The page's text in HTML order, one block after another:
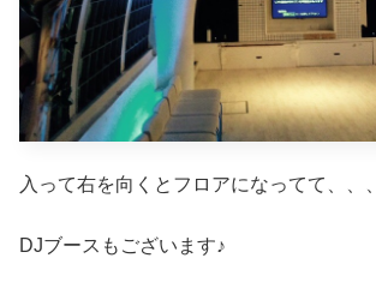
入って右を向くとフロアになってて、、、
DJブースもございます♪